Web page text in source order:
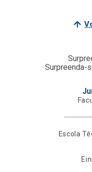
Surpreenda-
Escola